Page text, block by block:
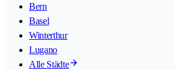
Bern
Basel
Winterthur
Lugano
Alle Städte